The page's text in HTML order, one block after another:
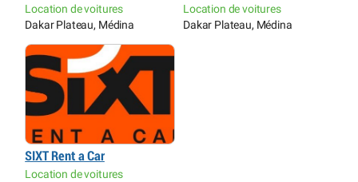
Location de voitures
Dakar Plateau, Médina
Location de voitures
Dakar Plateau, Médina
SIXT Rent a Car
Location de voitures